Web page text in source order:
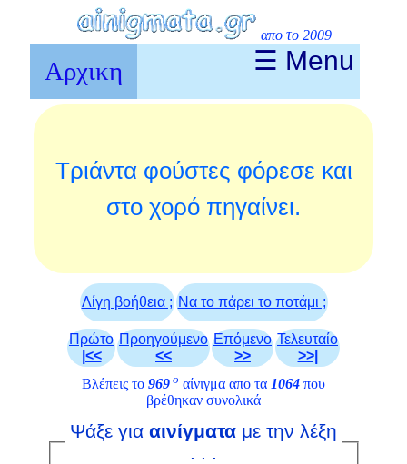
απο το 2009
Αρχικη ☰ Menu
Τριάντα φούστες φόρεσε και
στο χορό πηγαίνει.
Λίγη βοήθεια ; Να το πάρει το ποτάμι ;
Πρώτο
|<<
Προηγούμενο
<<
Επόμενο
>>
Τελευταίο
>>|
Βλέπεις το 969 ο αίνιγμα απο τα 1064 που
βρέθηκαν συνολικά
Ψάξε για αινίγματα με την λέξη
. . .